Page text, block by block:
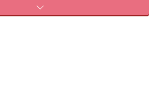
復活し、基礎代謝もアップ！ウエス